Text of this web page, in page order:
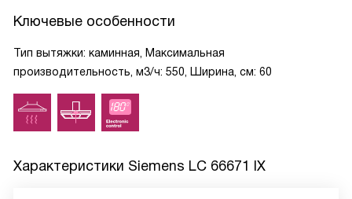
Ключевые особенности
Тип вытяжки: каминная, Максимальная
производительность, м3/ч: 550, Ширина, см: 60
Характеристики Siemens LC 66671 IX